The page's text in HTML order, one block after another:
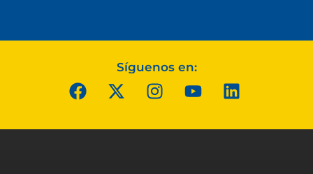
Síguenos en: